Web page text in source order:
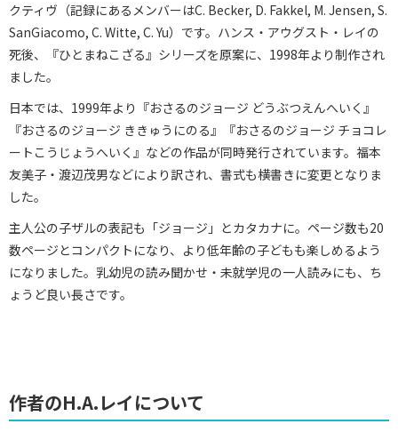
クティヴ（記録にあるメンバーはC. Becker, D. Fakkel, M. Jensen, S.
SanGiacomo, C. Witte, C. Yu）です。ハンス・アウグスト・レイの
死後、『ひとまねこざる』シリーズを原案に、1998年より制作され
ました。
日本では、1999年より『おさるのジョージ どうぶつえんへいく』
『おさるのジョージ ききゅうにのる』『おさるのジョージ チョコレ
ートこうじょうへいく』などの作品が同時発行されています。福本
友美子・渡辺茂男などにより訳され、書式も横書きに変更となりま
した。
主人公の子ザルの表記も「ジョージ」とカタカナに。ページ数も20
数ページとコンパクトになり、より低年齢の子どもも楽しめるよう
になりました。乳幼児の読み聞かせ・未就学児の一人読みにも、ち
ょうど良い長さです。
作者のH.A.レイについて